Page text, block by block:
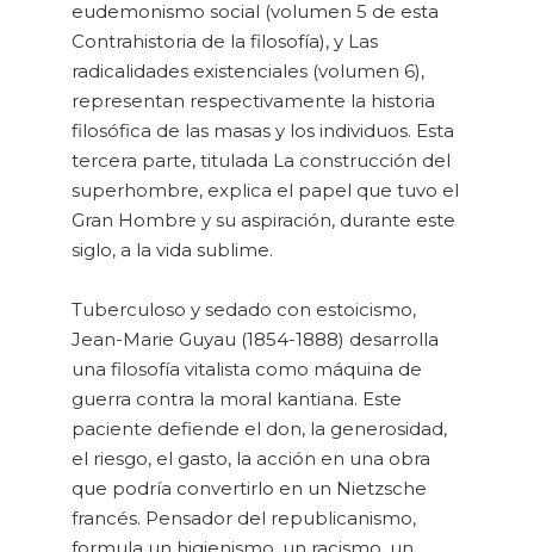
eudemonismo social (volumen 5 de esta
Contrahistoria de la filosofía), y Las
radicalidades existenciales (volumen 6),
representan respectivamente la historia
filosófica de las masas y los individuos. Esta
tercera parte, titulada La construcción del
superhombre, explica el papel que tuvo el
Gran Hombre y su aspiración, durante este
siglo, a la vida sublime.
Tuberculoso y sedado con estoicismo,
Jean-Marie Guyau (1854-1888) desarrolla
una filosofía vitalista como máquina de
guerra contra la moral kantiana. Este
paciente defiende el don, la generosidad,
el riesgo, el gasto, la acción en una obra
que podría convertirlo en un Nietzsche
francés. Pensador del republicanismo,